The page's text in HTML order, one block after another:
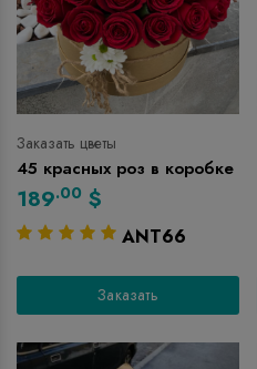
Заказать цветы
45 красных роз в коробке
189.00 $
ANT66
Заказать